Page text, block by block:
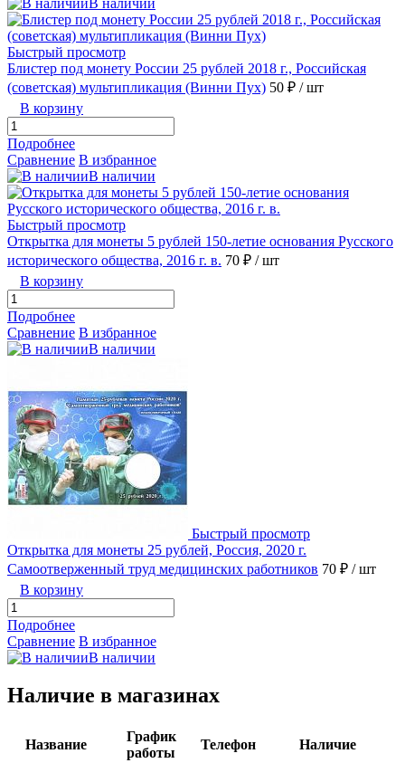
Быстрый просмотр
Блистер под монету России 25 рублей 2018 г., Российская
(советская) мультипликация (Винни Пух) 50 ₽ / шт
В корзину
Подробнее
Сравнение В избранное
В наличии
Быстрый просмотр
Открытка для монеты 5 рублей 150-летие основания Русского
исторического общества, 2016 г. в. 70 ₽ / шт
В корзину
Подробнее
Сравнение В избранное
В наличии
Быстрый просмотр
Открытка для монеты 25 рублей, Россия, 2020 г.
Самоотверженный труд медицинских работников 70 ₽ / шт
В корзину
Подробнее
Сравнение В избранное
В наличии
Наличие в магазинах
Название
График
работы
Телефон
Наличие